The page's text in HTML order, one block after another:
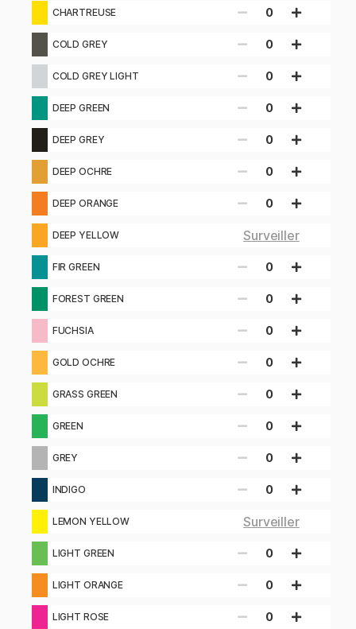
CHARTREUSE 0
COLD GREY 0
COLD GREY LIGHT 0
DEEP GREEN 0
DEEP GREY 0
DEEP OCHRE 0
DEEP ORANGE 0
DEEP YELLOW Surveiller
FIR GREEN 0
FOREST GREEN 0
FUCHSIA 0
GOLD OCHRE 0
GRASS GREEN 0
GREEN 0
GREY 0
INDIGO 0
LEMON YELLOW Surveiller
LIGHT GREEN 0
LIGHT ORANGE 0
LIGHT ROSE 0